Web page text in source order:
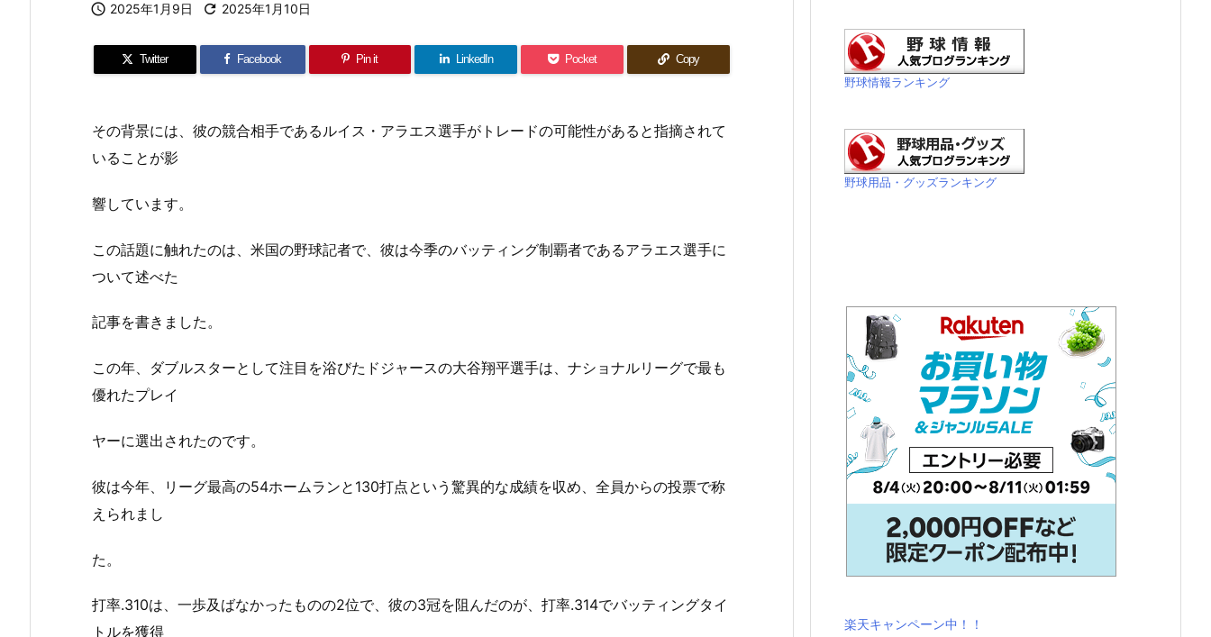
 2025年1月9日  2025年1月10日
Twitter Facebook Pin it LinkedIn Pocket Copy
その背景には、彼の競合相手であるルイス・アラエス選手がトレードの可能性があると指摘されて
いることが影
響しています。
この話題に触れたのは、米国の野球記者で、彼は今季のバッティング制覇者であるアラエス選手に
ついて述べた
記事を書きました。
この年、ダブルスターとして注目を浴びたドジャースの大谷翔平選手は、ナショナルリーグで最も
優れたプレイ
ヤーに選出されたのです。
彼は今年、リーグ最高の54ホームランと130打点という驚異的な成績を収め、全員からの投票で称
えられまし
た。
打率.310は、一歩及ばなかったものの2位で、彼の3冠を阻んだのが、打率.314でバッティングタイ
トルを獲得
野球情報ランキング
野球用品・グッズランキング
楽天キャンペーン中！！